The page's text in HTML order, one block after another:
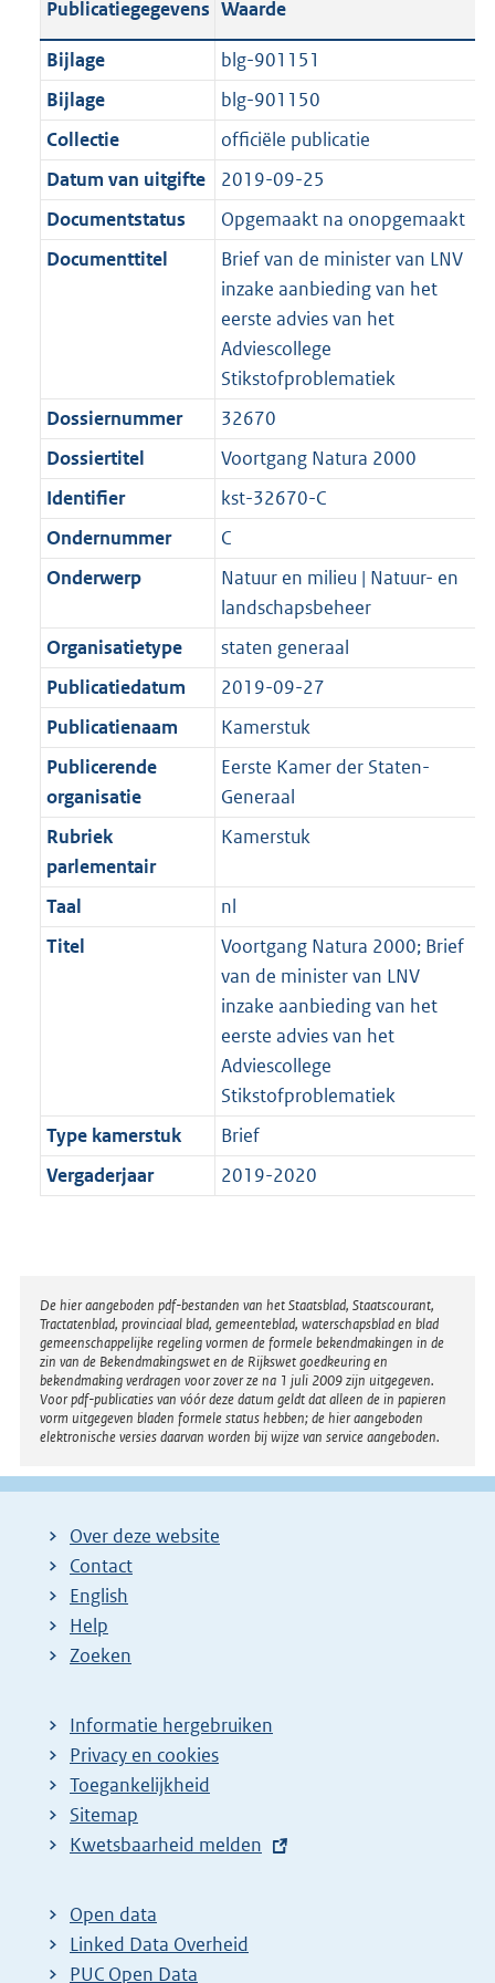
i
e
i
n
f
r
m
3
K
b
t
i
e
i
n
o
r
K
b
a
t
i
e
i
f
o
t
2
K
b
c
a
t
i
e
n
f
a
:
2
K
b
a
n
d
g
r
o
o
t
t
e
:
2
K
b
a
n
d
s
g
r
o
o
t
t
e
:
2
K
b
Publicatiegegevens Waarde
Bijlage
blg-901151
Bijlage
blg-901150
Collectie
officiële publicatie
Datum van uitgifte
2019-09-25
Documentstatus
Opgemaakt na onopgemaakt
Documenttitel
Brief van de minister van LNV
inzake aanbieding van het
eerste advies van het
Adviescollege
Stikstofproblematiek
Dossiernummer
32670
Dossiertitel
Voortgang Natura 2000
Identifier
kst-32670-C
Ondernummer
C
Onderwerp
Natuur en milieu | Natuur- en
landschapsbeheer
Organisatietype
staten generaal
Publicatiedatum
2019-09-27
Publicatienaam
Kamerstuk
Publicerende
organisatie
Eerste Kamer der Staten-
Generaal
Rubriek
parlementair
Kamerstuk
Taal
nl
Titel
Voortgang Natura 2000; Brief
van de minister van LNV
inzake aanbieding van het
eerste advies van het
Adviescollege
Stikstofproblematiek
Type kamerstuk
Brief
Vergaderjaar
2019-2020
Disclaimer
De hier aangeboden pdf-bestanden van het Staatsblad, Staatscourant,
Tractatenblad, provinciaal blad, gemeenteblad, waterschapsblad en blad
gemeenschappelijke regeling vormen de formele bekendmakingen in de
zin van de Bekendmakingswet en de Rijkswet goedkeuring en
bekendmaking verdragen voor zover ze na 1 juli 2009 zijn uitgegeven.
Voor pdf-publicaties van vóór deze datum geldt dat alleen de in papieren
vorm uitgegeven bladen formele status hebben; de hier aangeboden
elektronische versies daarvan worden bij wijze van service aangeboden.
Over deze website
Contact
English
Help
Zoeken
Informatie hergebruiken
Privacy en cookies
Toegankelijkheid
Sitemap
E
t
e
r
Kwetsbaarheid melden
Open data
Linked Data Overheid
PUC Open Data